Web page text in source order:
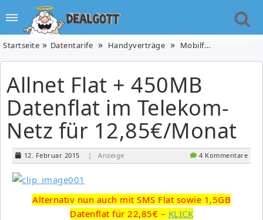
Startseite Datentarife Handyverträge Mobilfunk
Allnet Flat + 450MB
Datenflat im Telekom-
Netz für 12,85€/Monat
12. Februar 2015 | Anzeige 4 Kommentare
Alternativ nun auch mit SMS Flat sowie 1,5GB
Datenflat für 22,85€ – KLICK